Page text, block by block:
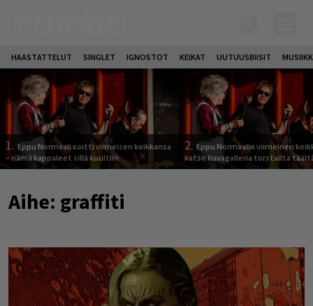
HAASTATTELUT SINGLET IGNOSTOT KEIKAT UUTUUSBIISIT
1. Eppu Normaali soitti viimeisen keikkansa
– nämä kappaleet sillä kuultiin
2. Eppu Normaalin viimeinen
katso kuvagalleria torstailta
Aihe: graffiti